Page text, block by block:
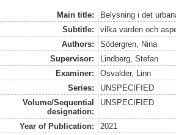
Main title:
Belysning i det
Subtitle:
vilka värden och
Authors:
Södergren, Nina
Supervisor:
Lindberg, Stefan
Examiner:
Osvalder, Linn
Series:
UNSPECIFIED
Volume/Sequential
designation:
UNSPECIFIED
Year of Publication:
2021